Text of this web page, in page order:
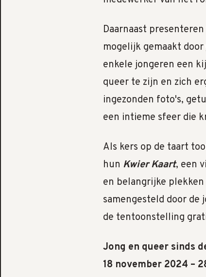
Daarnaast
mogelijk gemaakt door
enkele jongeren een
queer te zijn en zich
ingezonden foto's,
een intieme sfeer die
Als kers op de taart
hun Kwier Kaart, een
en belangrijke plekken
samengesteld door de
de tentoonstelling
Jong en queer sinds
18 november 2024 –